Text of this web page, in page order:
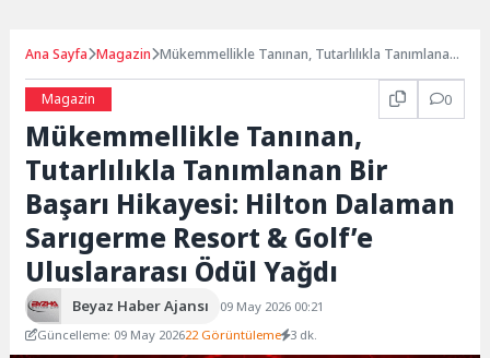
Ana Sayfa Magazin Mükemmellikle Tanınan, Tutarlılıkla Tanımlanan
Resort & Golf’e Uluslararası Ödül Yağdı
Magazin 0
Mükemmellikle Tanınan,
Tutarlılıkla Tanımlanan Bir
Başarı Hikayesi: Hilton Dalaman
Sarıgerme Resort & Golf’e
Uluslararası Ödül Yağdı
Beyaz Haber Ajansı
09 May 2026 00:21
Güncelleme: 09 May 202622 Görüntüleme 3 dk.